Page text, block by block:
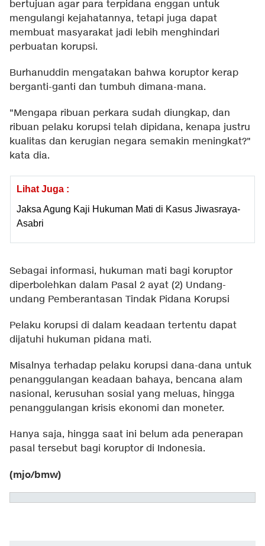
bertujuan agar para terpidana enggan untuk
mengulangi kejahatannya, tetapi juga dapat
membuat masyarakat jadi lebih menghindari
perbuatan korupsi.
Burhanuddin mengatakan bahwa koruptor kerap
berganti-ganti dan tumbuh dimana-mana.
"Mengapa ribuan perkara sudah diungkap, dan
ribuan pelaku korupsi telah dipidana, kenapa justru
kualitas dan kerugian negara semakin meningkat?"
kata dia.
Lihat Juga :
Jaksa Agung Kaji Hukuman Mati di Kasus Jiwasraya-
Asabri
Sebagai informasi, hukuman mati bagi koruptor
diperbolehkan dalam Pasal 2 ayat (2) Undang-
undang Pemberantasan Tindak Pidana Korupsi
Pelaku korupsi di dalam keadaan tertentu dapat
dijatuhi hukuman pidana mati.
Misalnya terhadap pelaku korupsi dana-dana untuk
penanggulangan keadaan bahaya, bencana alam
nasional, kerusuhan sosial yang meluas, hingga
penanggulangan krisis ekonomi dan moneter.
Hanya saja, hingga saat ini belum ada penerapan
pasal tersebut bagi koruptor di Indonesia.
(mjo/bmw)